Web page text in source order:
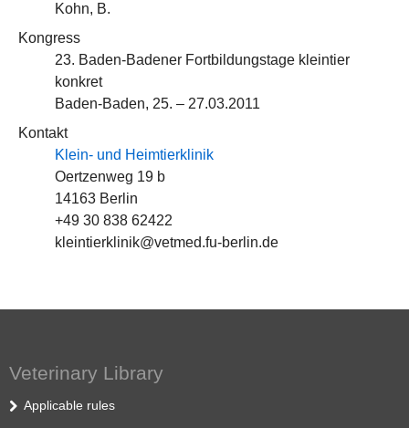
Kohn, B.
Kongress
23. Baden-Badener Fortbildungstage kleintier
konkret
Baden-Baden, 25. – 27.03.2011
Kontakt
Klein- und Heimtierklinik
Oertzenweg 19 b
14163 Berlin
+49 30 838 62422
kleintierklinik@vetmed.fu-berlin.de
Veterinary Library
Applicable rules